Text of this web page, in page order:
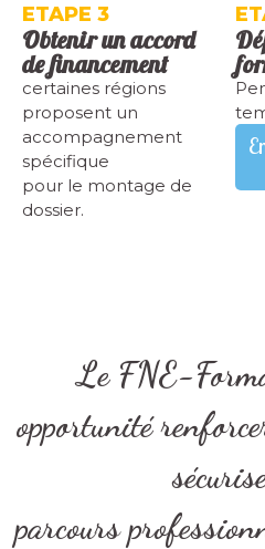
ETAPE 3
Obtenir un accord
de financement
certaines régions
proposent un
accompagnement
spécifique
pour le montage de
dossier.
Le FNE-
opportunité
parcours